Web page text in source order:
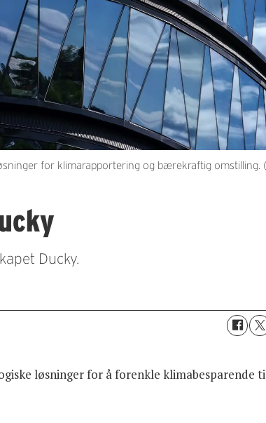
for klimarapportering og bærekraftig omstilling.
Ducky.
løsninger for å forenkle klimabesparende